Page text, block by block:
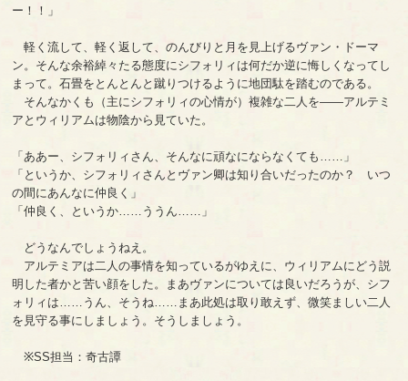
ー！！」
軽く流して、軽く返して、のんびりと月を見上げるヴァン・ドーマ
ン。そんな余裕綽々たる態度にシフォリィは何だか逆に悔しくなってし
まって。石畳をとんとんと蹴りつけるように地団駄を踏むのである。
そんなかくも（主にシフォリィの心情が）複雑な二人を――アルテミ
アとウィリアムは物陰から見ていた。
「ああー、シフォリィさん、そんなに頑なにならなくても……」
「というか、シフォリィさんとヴァン卿は知り合いだったのか？ いつ
の間にあんなに仲良く」
「仲良く、というか……ううん……」
どうなんでしょうねえ。
アルテミアは二人の事情を知っているがゆえに、ウィリアムにどう説
明した者かと苦い顔をした。まあヴァンについては良いだろうが、シフ
ォリィは……うん、そうね……まあ此処は取り敢えず、微笑ましい二人
を見守る事にしましょう。そうしましょう。
※SS担当：奇古譚